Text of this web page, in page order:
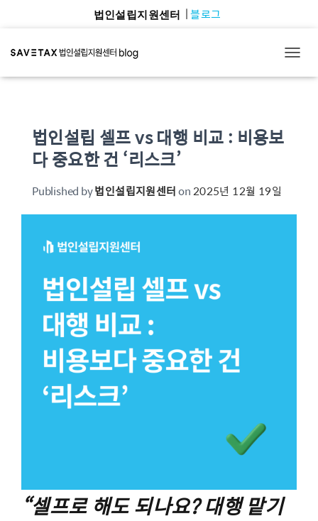
법인설립지원센터 블로그
법인설립 셀프 vs 대행 비교 : 비용보
다 중요한 건 ‘리스크’
Published by법인설립지원센터on2025년 12월 19일
“셀프로 해도 되나요? 대행 맡기